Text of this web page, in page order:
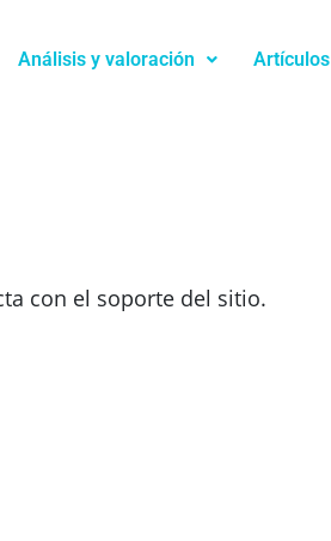
Análisis y valoración Artículos
con el soporte del sitio.